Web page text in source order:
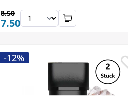
7.50
8.50
-12%